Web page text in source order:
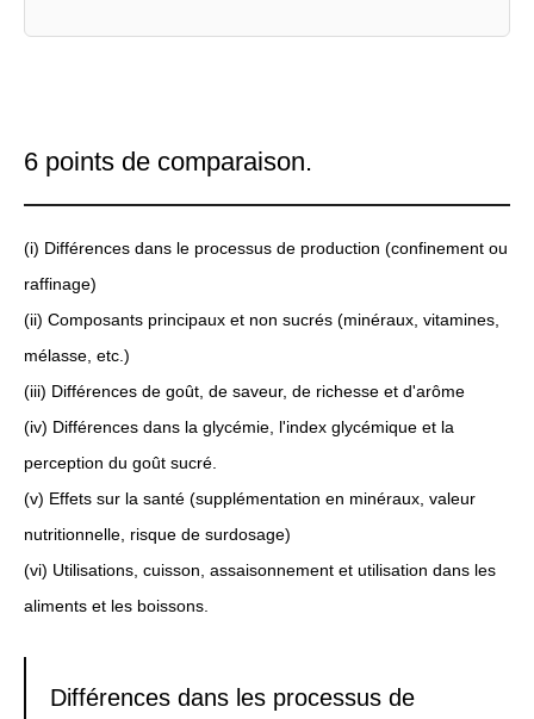
6 points de comparaison.
(i) Différences dans le processus de production (confinement ou
raffinage)
(ii) Composants principaux et non sucrés (minéraux, vitamines,
mélasse, etc.)
(iii) Différences de goût, de saveur, de richesse et d'arôme
(iv) Différences dans la glycémie, l'index glycémique et la
perception du goût sucré.
(v) Effets sur la santé (supplémentation en minéraux, valeur
nutritionnelle, risque de surdosage)
(vi) Utilisations, cuisson, assaisonnement et utilisation dans les
aliments et les boissons.
Différences dans les processus de